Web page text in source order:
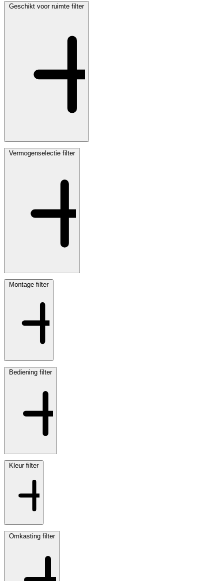
Geschikt voor ruimte filter
Vermogenselectie filter
Montage filter
Bediening filter
Kleur filter
Omkasting filter